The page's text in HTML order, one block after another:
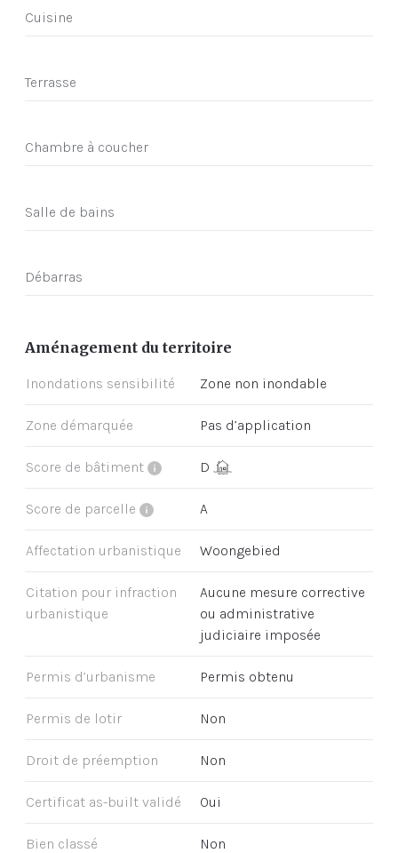
Cuisine
Terrasse
Chambre à coucher
Salle de bains
Débarras
Aménagement du territoire
Inondations sensibilité Zone non inondable
Zone démarquée Pas d’application
Score de bâtiment D
Score de parcelle A
Affectation urbanistique Woongebied
Citation pour infraction
urbanistique
Aucune mesure corrective
ou administrative
judiciaire imposée
Permis d’urbanisme Permis obtenu
Permis de lotir Non
Droit de préemption Non
Certificat as-built validé Oui
Bien classé Non